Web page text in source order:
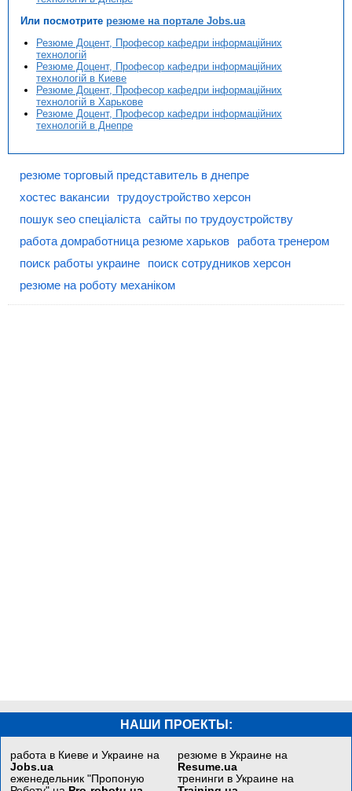
Или посмотрите резюме на портале Jobs.ua
Резюме Доцент, Професор кафедри інформаційних
технологій
Резюме Доцент, Професор кафедри інформаційних
технологій в Киеве
Резюме Доцент, Професор кафедри інформаційних
технологій в Харькове
Резюме Доцент, Професор кафедри інформаційних
технологій в Днепре
резюме торговый представитель в днепре
хостес вакансии трудоустройство херсон
пошук seo спеціаліста сайты по трудоустройству
работа домработница резюме харьков
работа тренером
поиск работы украине
поиск сотрудников херсон
резюме на роботу механіком
НАШИ ПРОЕКТЫ:
работа в Киеве и Украине на
Jobs.ua
еженедельник "Пропоную
резюме в Украине на
Resume.ua
тренинги в Украине на